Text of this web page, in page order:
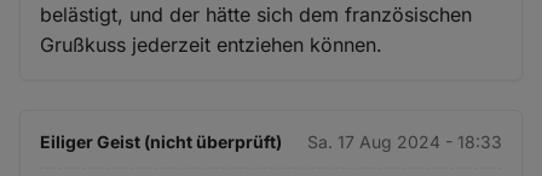
belästigt, und der hätte sich dem französischen
Grußkuss jederzeit entziehen können.
Eiliger Geist (nicht überprüft) Sa. 17 Aug 2024 - 18:33